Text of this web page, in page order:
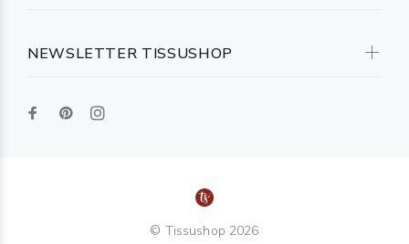
NEWSLETTER TISSUSHOP
© Tissushop 2026